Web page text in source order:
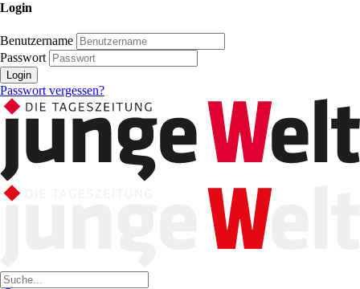
Login
Benutzername
Passwort
Login
Passwort vergessen?